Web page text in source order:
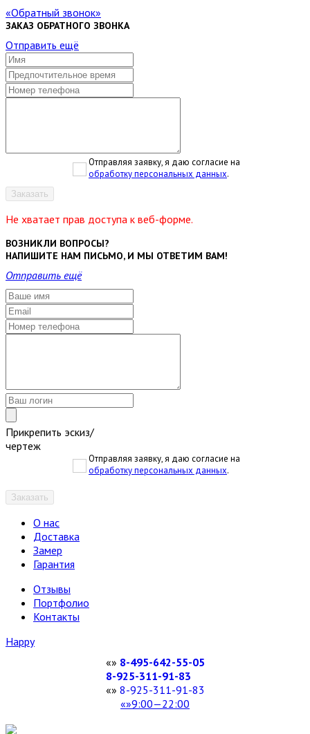
Обратный звонок
ЗАКАЗ ОБРАТНОГО ЗВОНКА
Отправить ещё
Отправляя заявку, я даю согласие на
обработку персональных данных.
Заказать
Не хватает прав доступа к веб-форме.
ВОЗНИКЛИ ВОПРОСЫ?
НАПИШИТЕ НАМ ПИСЬМО, И МЫ ОТВЕТИМ ВАМ!
Отправить ещё
Прикрепить эскиз/
чертеж
Отправляя заявку, я даю согласие на
обработку персональных данных.
Заказать
О нас
Доставка
Замер
Гарантия
Отзывы
Портфолио
Контакты
Happy
8-495-642-55-05
8-925-311-91-83
8-925-311-91-83
9:00—22:00